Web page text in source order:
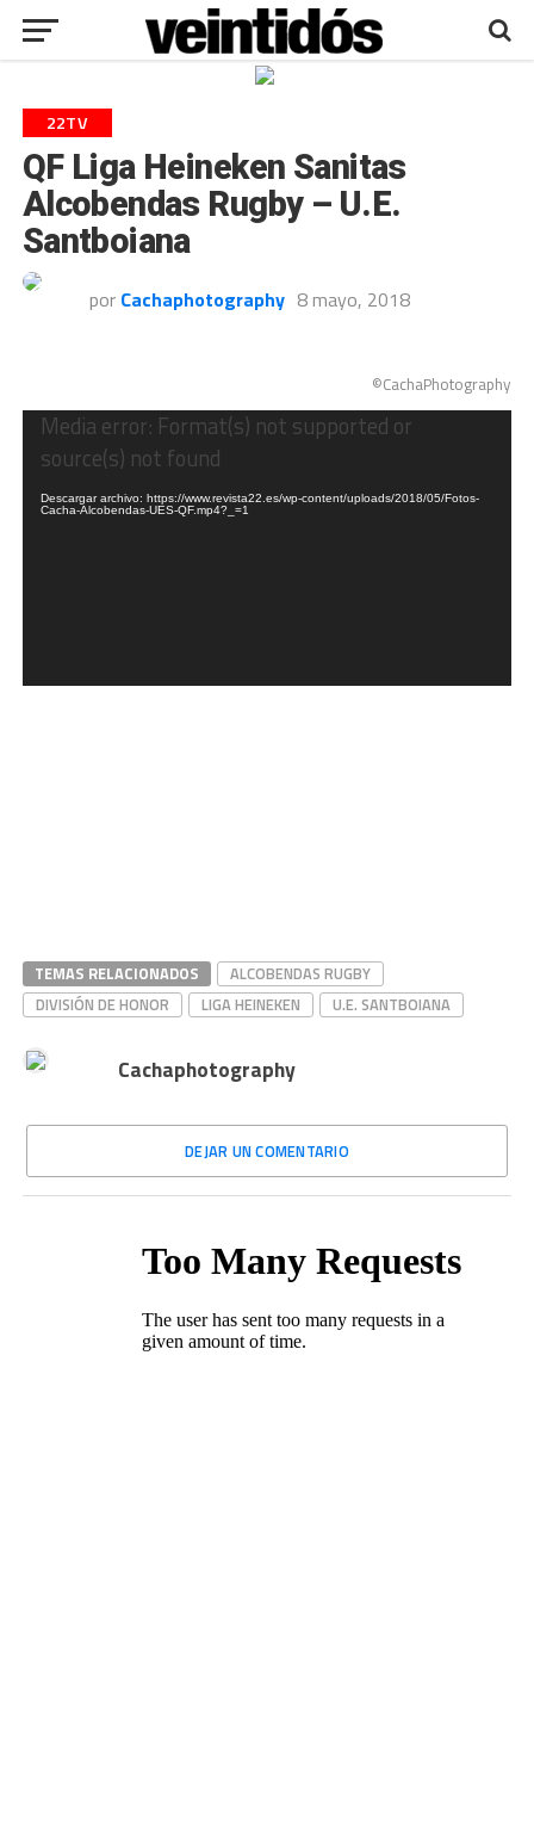
22TV
QF Liga Heineken Sanitas
Alcobendas Rugby – U.E.
Santboiana
por Cachaphotography 8 mayo, 2018
©CachaPhotography
Reproductor
vídeo
Media error: Format(s) not supported or
source(s) not found
Descargar archivo: https://www.revista22.es/wp-content/uploads/2018/05/Fotos-
Cacha-Alcobendas-UES-QF.mp4?_=1
TEMAS RELACIONADOS
ALCOBENDAS RUGBY
DIVISIÓN DE HONOR
LIGA HEINEKEN U.E. SANTBOIANA
Cachaphotography
DEJAR UN COMENTARIO